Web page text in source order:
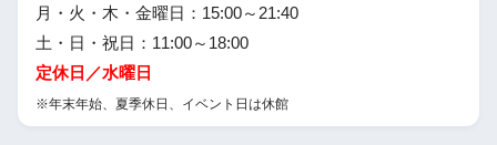
月・火・木・金曜日：15:00～21:40
土・日・祝日：11:00～18:00
定休日／水曜日
※年末年始、夏季休日、イベント日は休館